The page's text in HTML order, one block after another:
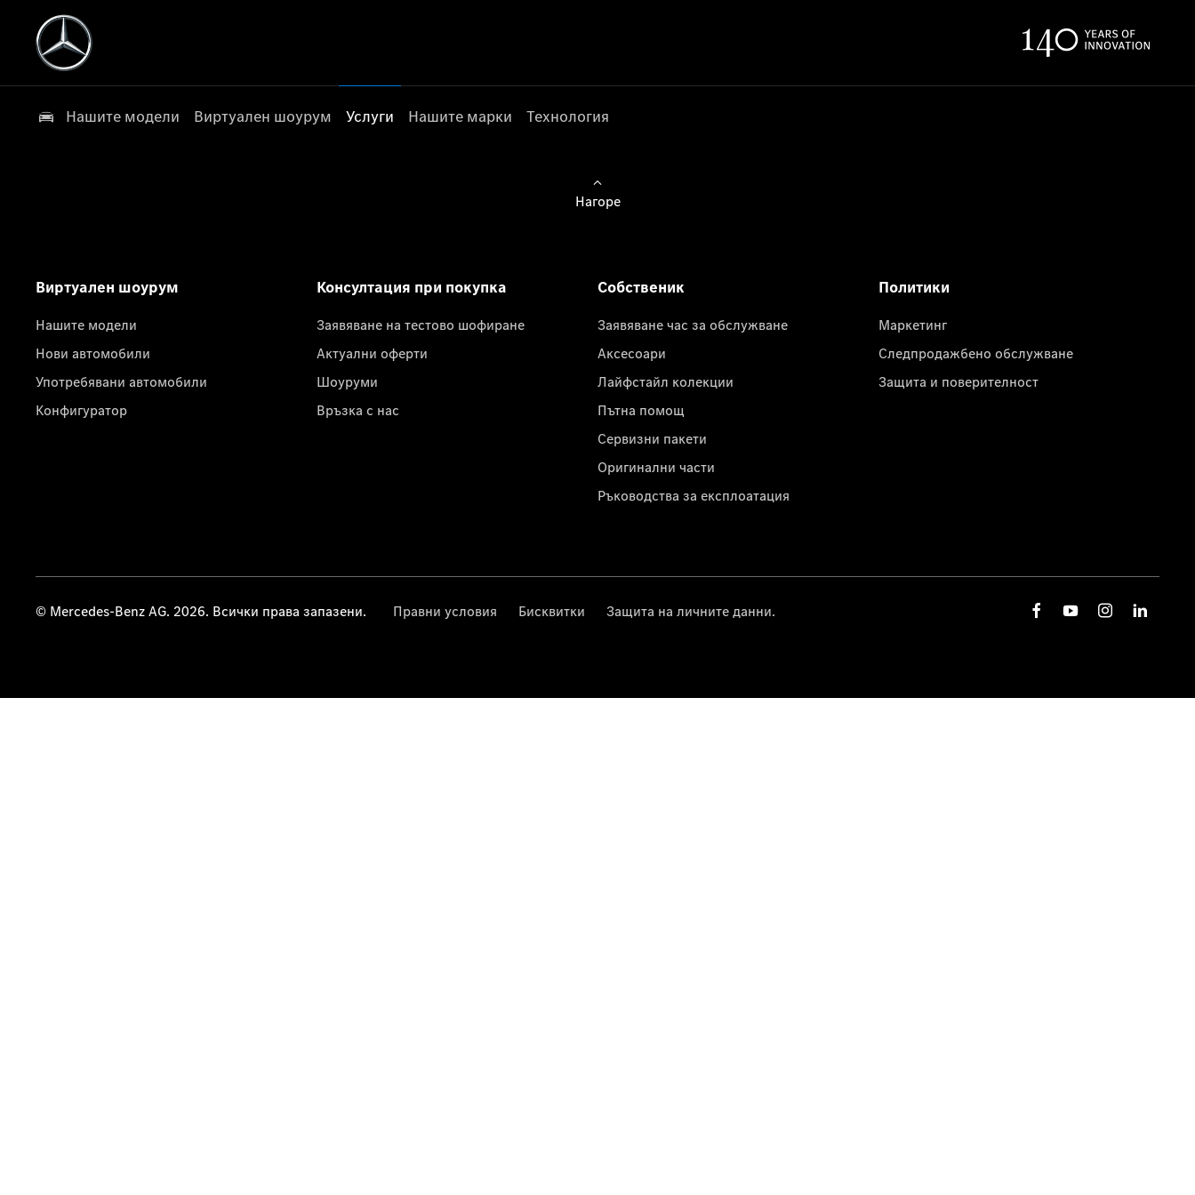
Нашите модели Виртуален шоурум Услуги Нашите марки Технология
Нагоре
Виртуален шоурум
Нашите модели
Нови автомобили
Употребявани автомобили
Конфигуратор
Консултация при покупка
Заявяване на тестово шофиране
Актуални оферти
Шоуруми
Връзка с нас
Собственик
Заявяване час за обслужване
Аксесоари
Лайфстайл колекции
Пътна помощ
Сервизни пакети
Оригинални части
Ръководства за експлоатация
Политики
Маркетинг
Следпродажбено обслужване
Защита и поверителност
© Mercedes-Benz AG. 2026. Всички права запазени. Правни условия Бисквитки Защита на личните данни.